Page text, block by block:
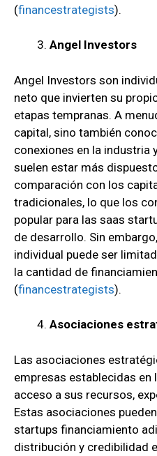
(financestrategists).
Angel Investors
Angel Investors son
neto que invierten su
etapas tempranas. A
capital, sino también
conexiones en la industria
suelen estar más
comparación con los
tradicionales, lo que los
popular para las saas
de desarrollo. Sin
individual puede ser
la cantidad de
(financestrategists).
Asociaciones
Las asociaciones
empresas establecidas en
acceso a sus recursos,
Estas asociaciones
startups financiamiento
distribución y credibilidad